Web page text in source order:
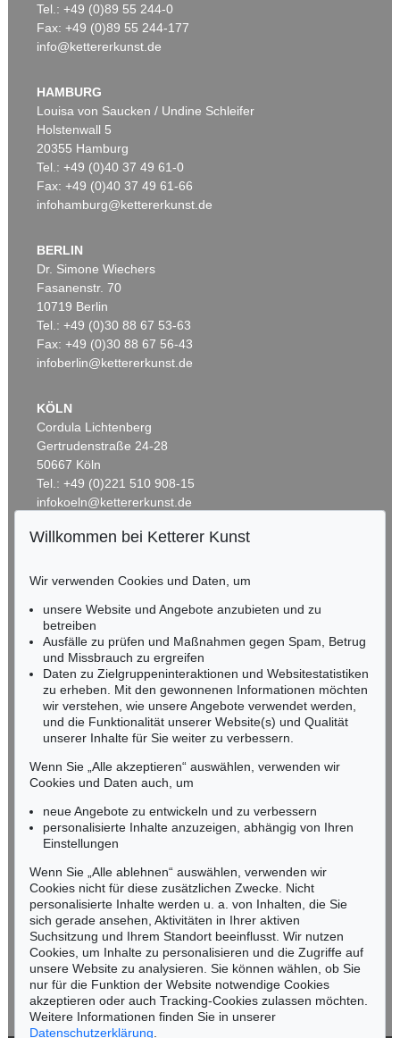
Auktion 500 - Lot 203
Ergebnis:€ 156.250
CHRISTO
Package Teatro Nuovo Spoleto Pianta del Tetto (Project for opening night of the festival of two worlds 27 june 1968), 1968
Ergebnis:€ 62.500
Auktion 407 - Lot 292
, 1986
Ergebnis:€ 46.360
Auktion 425 - Lot 822
Ergebnis:
Auktion 561 - Lot 380
CHRISTO
Wrapped Statues (Sleeping Fawn) Project for the Glyptothek, Munich, 1999
Ergebnis:€ 38.100
Auktion 534 - Lot 103
CHRISTO
Wrapped Walk Ways (Project for J. L. Loose Park, Kansas City, Missouri), 1978
Ergebnis:€ 37.500
Auktion 429 - Lot 914
Tel.: +49 (0)89 55 244-0
Fax: +49 (0)89 55 244-177
info@kettererkunst.de
HAMBURG
Louisa von Saucken / Undine Schleifer
Holstenwall 5
20355 Hamburg
Tel.: +49 (0)40 37 49 61-0
Fax: +49 (0)40 37 49 61-66
infohamburg@kettererkunst.de
BERLIN
Dr. Simone Wiechers
Fasanenstr. 70
10719 Berlin
Tel.: +49 (0)30 88 67 53-63
Fax: +49 (0)30 88 67 56-43
infoberlin@kettererkunst.de
KÖLN
Cordula Lichtenberg
Gertrudenstraße 24-28
50667 Köln
Tel.: +49 (0)221 510 908-15
infokoeln@kettererkunst.de
RHEINLAND-PFALZ
Miriam Heß
Tel.: +49 (0)62 21 58 80-038
Fax: +49 (0)62 21 58 80-595
infoheidelberg@kettererkunst.de
NORDDEUTSCHLAND
Nico Kassel, M.A.
Tel.: +49 (0)89 55244-164
Mobil: +49 (0)171 8618661
n.kassel@kettererkunst.de
Keine Auktion mehr verpassen!
Wir informieren Sie rechtzeitig.
Jetzt zum Newsletter anmelden >
Willkommen bei Ketterer Kunst
Wir verwenden Cookies und Daten, um
unsere Website und Angebote anzubieten und zu
betreiben
Ausfälle zu prüfen und Maßnahmen gegen Spam, Betrug
und Missbrauch zu ergreifen
Daten zu Zielgruppeninteraktionen und Websitestatistiken
zu erheben. Mit den gewonnenen Informationen möchten
wir verstehen, wie unsere Angebote verwendet werden,
und die Funktionalität unserer Website(s) und Qualität
unserer Inhalte für Sie weiter zu verbessern.
Wenn Sie „Alle akzeptieren“ auswählen, verwenden wir
Cookies und Daten auch, um
neue Angebote zu entwickeln und zu verbessern
personalisierte Inhalte anzuzeigen, abhängig von Ihren
Einstellungen
Wenn Sie „Alle ablehnen“ auswählen, verwenden wir
Cookies nicht für diese zusätzlichen Zwecke. Nicht
personalisierte Inhalte werden u. a. von Inhalten, die Sie
sich gerade ansehen, Aktivitäten in Ihrer aktiven
Suchsitzung und Ihrem Standort beeinflusst. Wir nutzen
Cookies, um Inhalte zu personalisieren und die Zugriffe auf
unsere Website zu analysieren. Sie können wählen, ob Sie
nur für die Funktion der Website notwendige Cookies
akzeptieren oder auch Tracking-Cookies zulassen möchten.
Weitere Informationen finden Sie in unserer
Datenschutzerklärung